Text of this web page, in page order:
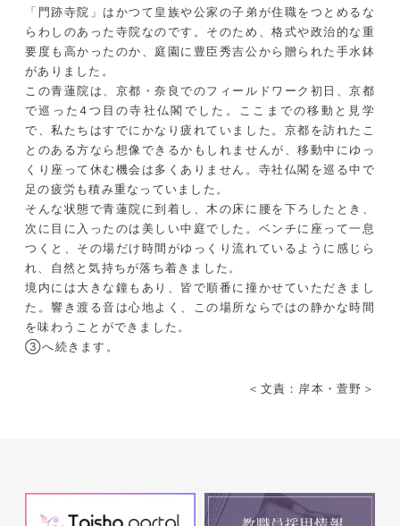
「門跡寺院」はかつて皇族や公家の子弟が住職をつとめるな
らわしのあった寺院なのです。そのため、格式や政治的な重
要度も高かったのか、庭園に豊臣秀吉公から贈られた手水鉢
がありました。
この青蓮院は、京都・奈良でのフィールドワーク初日、京都
で巡った4つ目の寺社仏閣でした。ここまでの移動と見学
で、私たちはすでにかなり疲れていました。京都を訪れたこ
とのある方なら想像できるかもしれませんが、移動中にゆっ
くり座って休む機会は多くありません。寺社仏閣を巡る中で
足の疲労も積み重なっていました。
そんな状態で青蓮院に到着し、木の床に腰を下ろしたとき、
次に目に入ったのは美しい中庭でした。ベンチに座って一息
つくと、その場だけ時間がゆっくり流れているように感じら
れ、自然と気持ちが落ち着きました。
境内には大きな鐘もあり、皆で順番に撞かせていただきまし
た。響き渡る音は心地よく、この場所ならではの静かな時間
を味わうことができました。
③へ続きます。
＜文責：岸本・萱野＞